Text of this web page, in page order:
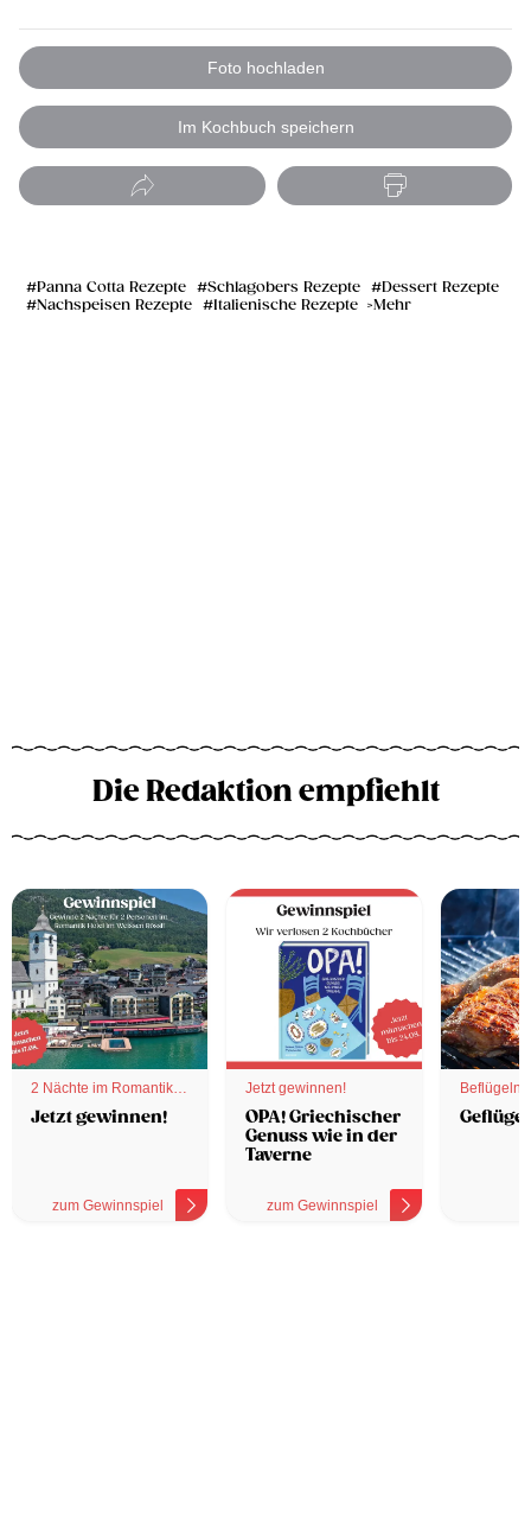
Foto hochladen
Im Kochbuch speichern
Panna Cotta Rezepte Schlagobers Rezepte
Dessert Rezepte
Nachspeisen Rezepte
Italienische Rezepte Mehr
Die Redaktion empfiehlt
2 Nächte im Romantik
Hotel
Jetzt gewinnen!
zum Gewinnspiel
Jetzt gewinnen!
OPA! Griechischer
Genuss wie in der
Taverne
zum Gewinnspiel